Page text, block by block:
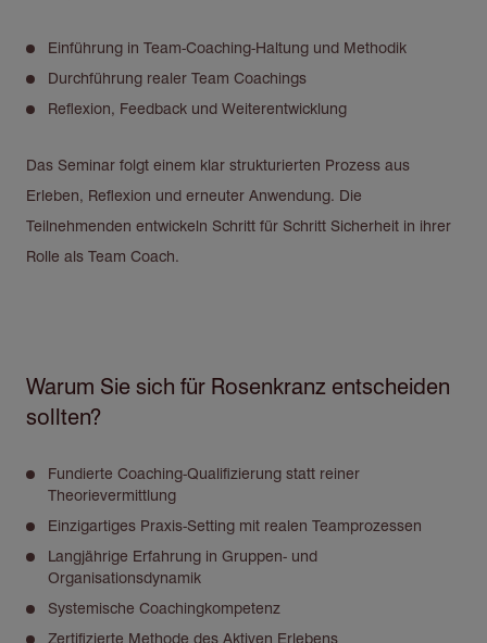
Einführung in Team-Coaching-Haltung und Methodik
Durchführung realer Team Coachings
Reflexion, Feedback und Weiterentwicklung
Das Seminar folgt einem klar strukturierten Prozess aus
Erleben, Reflexion und erneuter Anwendung. Die
Teilnehmenden entwickeln Schritt für Schritt Sicherheit in ihrer
Rolle als Team Coach.
Warum Sie sich für Rosenkranz entscheiden
sollten?
Fundierte Coaching-Qualifizierung statt reiner
Theorievermittlung
Einzigartiges Praxis-Setting mit realen Teamprozessen
Langjährige Erfahrung in Gruppen- und
Organisationsdynamik
Systemische Coachingkompetenz
Zertifizierte Methode des Aktiven Erlebens